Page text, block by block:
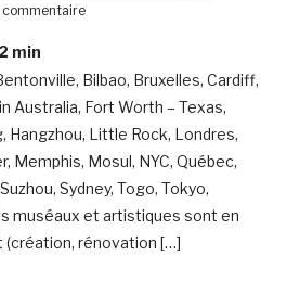
min
Bilbao, Bruxelles, Cardiff,
Australia, Fort Worth – Texas,
Hangzhou, Little Rock, Londres,
Memphis, Mosul, NYC, Québec,
Sydney, Togo, Tokyo,
muséaux et artistiques sont en
rénovation […]